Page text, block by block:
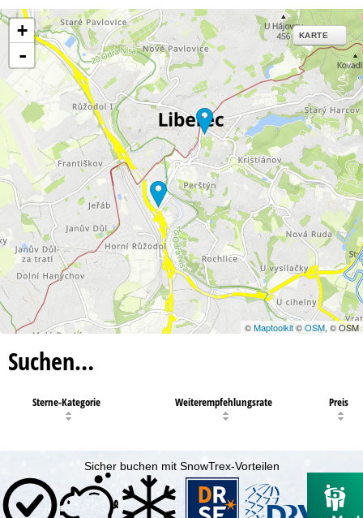
+
-
KARTE
©Maptoolkit©OSM, © OSM
Suchen…
Sterne-Kategorie Weiterempfehlungsrate Preis
Sicher buchen mit SnowTrex-Vorteilen